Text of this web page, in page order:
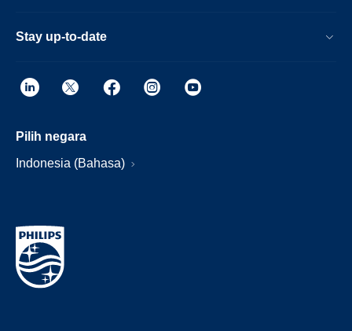
Stay up-to-date
Pilih negara
Indonesia (Bahasa)